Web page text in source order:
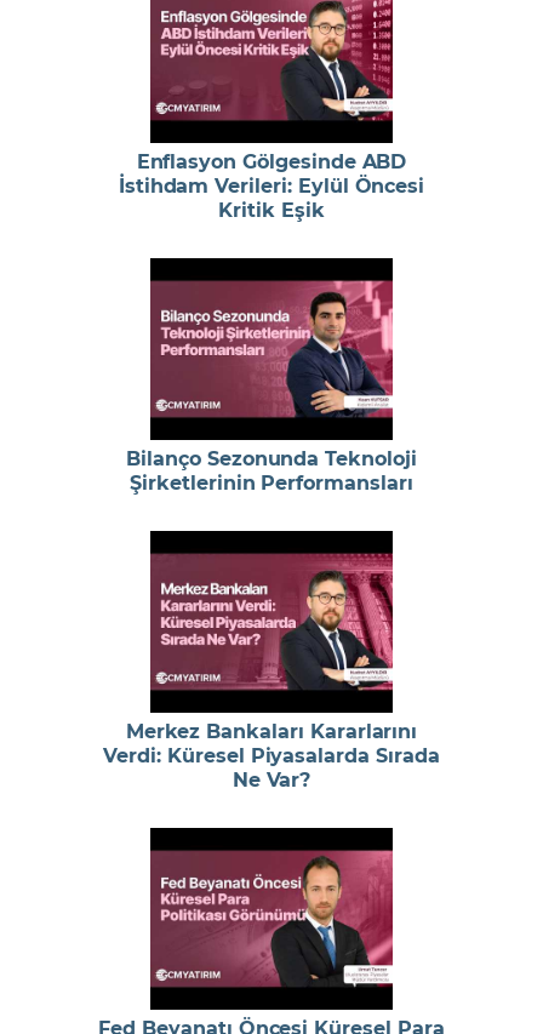
Enflasyon Gölgesinde ABD
İstihdam Verileri: Eylül Öncesi
Kritik Eşik
Bilanço Sezonunda Teknoloji
Şirketlerinin Performansları
Merkez Bankaları Kararlarını
Verdi: Küresel Piyasalarda Sırada
Ne Var?
Fed Beyanatı Öncesi Küresel Para